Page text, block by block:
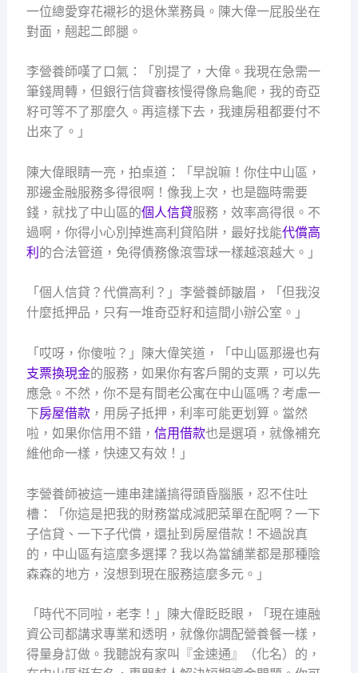
一位總愛穿花襯衫的退休業務員。陳大偉一屁股坐在
對面，翹起二郎腿。
李營養師嘆了口氣：「別提了，大偉。我現在急需一
筆錢周轉，但銀行信貸審核慢得像烏龜爬，我的奇亞
籽可等不了那麼久。再這樣下去，我連房租都要付不
出來了。」
陳大偉眼睛一亮，拍桌道：「早說嘛！你住中山區，
那邊金融服務多得很啊！像我上次，也是臨時需要
錢，就找了中山區的個人信貸服務，效率高得很。不
過啊，你得小心別掉進高利貸陷阱，最好找能代償高
利 的合法管道，免得債務像滾雪球一樣越滾越大。」
「個人信貸？代償高利？」李營養師皺眉，「但我沒
什麼抵押品，只有一堆奇亞籽和這間小辦公室。」
「哎呀，你傻啦？」陳大偉笑道，「中山區那邊也有
支票換現金的服務，如果你有客戶開的支票，可以先
應急。不然，你不是有間老公寓在中山區嗎？考慮一
下房屋借款，用房子抵押，利率可能更划算。當然
啦，如果你信用不錯， 信用借款也是選項，就像補充
維他命一樣，快速又有效！」
李營養師被這一連串建議搞得頭昏腦脹，忍不住吐
槽：「你這是把我的財務當成減肥菜單在配啊？一下
子信貸、一下子代償，還扯到房屋借款！不過說真
的，中山區有這麼多選擇？我以為當舖業都是那種陰
森森的地方，沒想到現在服務這麼多元。」
「時代不同啦，老李！」陳大偉眨眨眼，「現在連融
資公司都講求專業和透明，就像你調配營養餐一樣，
得量身訂做。我聽說有家叫『金速通』（化名）的，